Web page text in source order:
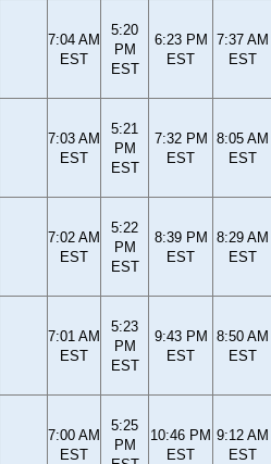
7:04 AM
EST
5:20
PM
EST
6:23 PM
EST
7:37 AM
EST
7:03 AM
EST
5:21
PM
EST
7:32 PM
EST
8:05 AM
EST
7:02 AM
EST
5:22
PM
EST
8:39 PM
EST
8:29 AM
EST
7:01 AM
EST
5:23
PM
EST
9:43 PM
EST
8:50 AM
EST
7:00 AM
EST
5:25
PM
10:46 PM
EST
9:12 AM
EST